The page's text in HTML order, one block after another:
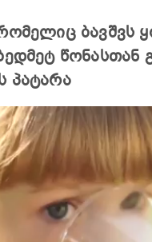
ბავშვს
წონასთან
პატარა